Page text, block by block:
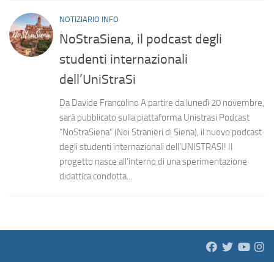
NOTIZIARIO INFO
NoStraSiena, il podcast degli
studenti internazionali
dell’UniStraSi
Da Davide Francolino A partire da lunedì 20 novembre,
sarà pubblicato sulla piattaforma Unistrasi Podcast
“NoStraSiena” (Noi Stranieri di Siena), il nuovo podcast
degli studenti internazionali dell’UNISTRASI! Il
progetto nasce all’interno di una sperimentazione
didattica condotta...